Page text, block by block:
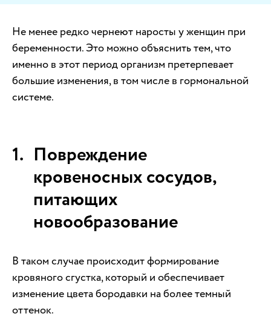
Не менее редко чернеют наросты у женщин при
беременности. Это можно объяснить тем, что
именно в этот период организм претерпевает
большие изменения, в том числе в гормональной
системе.
Повреждение
кровеносных сосудов,
питающих
новообразование
В таком случае происходит формирование
кровяного сгустка, который и обеспечивает
изменение цвета бородавки на более темный
оттенок.